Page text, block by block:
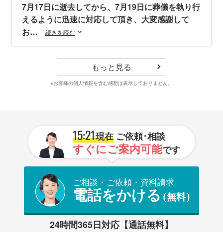
7月17日に逝去してから、7月19日に葬儀を執り行
えるように迅速に対応して頂き、大変感謝して
お
続きを読む
もっと見る
※お客様の個人情報を含む感想は表示しておりません。
15:21現在ご依頼･相談
すぐにご案内可能です
ご相談・ご依頼・資料請求
電話をかける（無料）
24時間365日対応【通話無料】